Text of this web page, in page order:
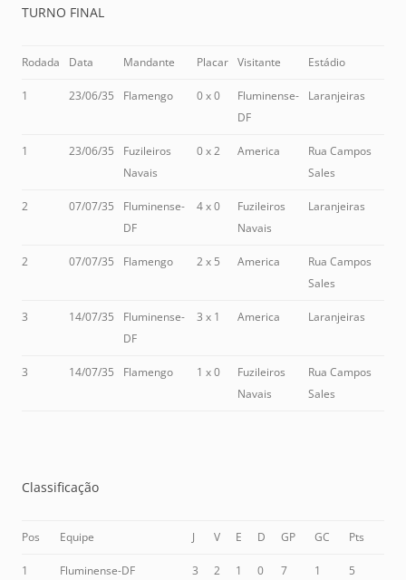
TURNO FINAL
Rodada Data Mandante Placar Visitante Estádio
1 23/06/35 Flamengo 0 x 0
Fluminense-
DF
Laranjeiras
1 23/06/35
Fuzileiros
Navais
0 x 2 America
Rua Campos
Sales
2 07/07/35
Fluminense-
DF
4 x 0
Fuzileiros
Navais
Laranjeiras
2 07/07/35 Flamengo 2 x 5 America
Rua Campos
Sales
3 14/07/35
Fluminense-
DF
3 x 1 America Laranjeiras
3 14/07/35 Flamengo 1 x 0
Fuzileiros
Navais
Rua Campos
Sales
Classificação
Pos Equipe J V E D GP GC Pts
1 Fluminense-DF 3 2 1 0 7 1 5